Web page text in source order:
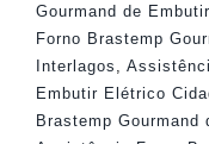
Gourmand de
Forno Brastemp
Interlagos
Embutir Elétrico
Brastemp